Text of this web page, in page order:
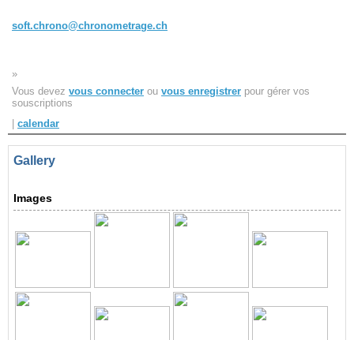
site map
Nom d'utilisateur:
Créer un nouveau compte
Demander un nouveau mot de passe
soft.chrono@chronometrage.ch
»
Vous devez vous connecter ou vous enregistrer pour gérer vos
souscriptions
calendar
Gallery
Images